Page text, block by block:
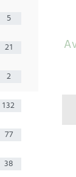
5
21
2
132
77
38